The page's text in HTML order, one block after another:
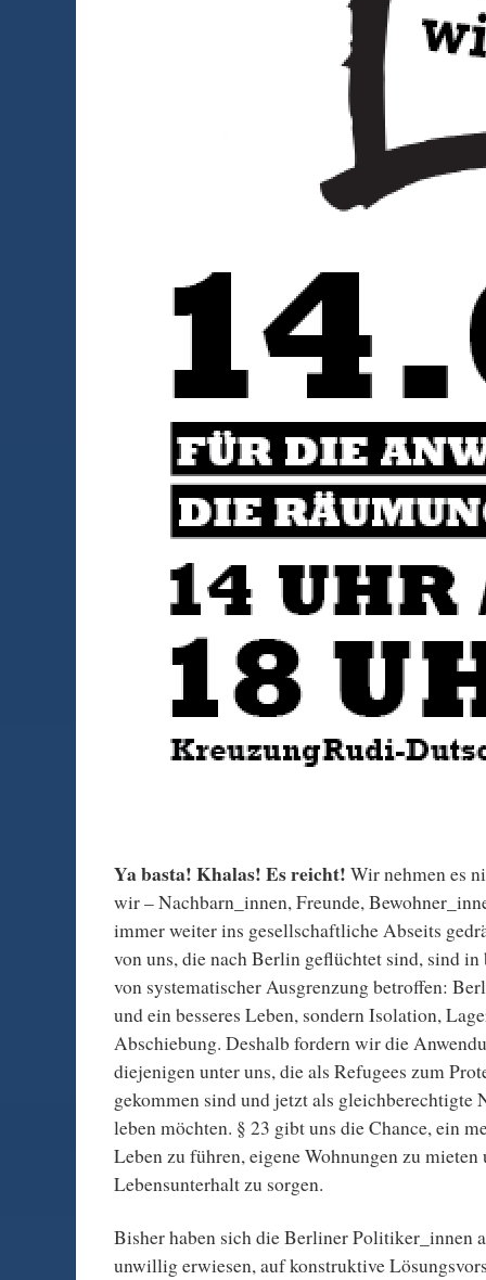
Ya basta! Khalas! Es reicht! Wir nehmen es
wir – Nachbarn_innen, Freunde,
immer weiter ins gesellschaftliche Abseits
von uns, die nach Berlin geflüchtet sind, sind in
von systematischer Ausgrenzung betroffen:
und ein besseres Leben, sondern Isolation,
Abschiebung. Deshalb fordern wir die
diejenigen unter uns, die als Refugees zum
gekommen sind und jetzt als gleichberechtigte
leben möchten. § 23 gibt uns die Chance, ein
Leben zu führen, eigene Wohnungen zu mieten
Lebensunterhalt zu sorgen.
Bisher haben sich die Berliner Politiker_innen
unwillig erwiesen, auf konstruktive